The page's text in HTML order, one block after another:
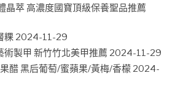
晶萃 高濃度國寶頂級保養聖品推薦
粿 2024-11-29
術製甲 新竹竹北美甲推薦 2024-11-29
醋 黑后葡萄/蜜蘋果/黃梅/香檬 2024-